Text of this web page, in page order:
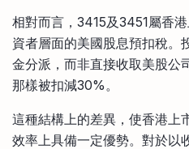
相對而言，3415及3451屬香
資者層面的美國股息預扣稅。
金分派，而非直接收取美股公
那樣被扣減30%。
這種結構上的差異，使香港上
效率上具備一定優勢。對於以